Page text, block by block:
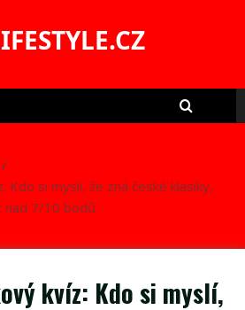
Kdo si myslí, že zná české klasiky,
7/10 bodů
kvíz: Kdo si myslí,